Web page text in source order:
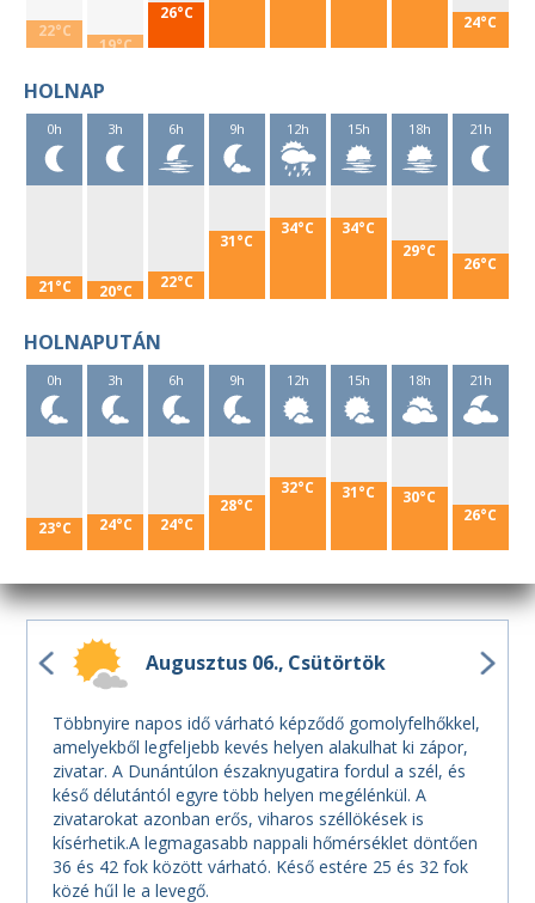
22°C
19°C
26°C 24°C
HOLNAP
0h
21°C
3h
20°C
6h
22°C
9h
31°C
12h
34°C
15h
34°C
18h
29°C
21h
26°C
HOLNAPUTÁN
0h
23°C
3h
24°C
6h
24°C
9h
28°C
12h
32°C
15h
31°C
18h
30°C
21h
26°C
Augusztus 06. Csütörtök
Többnyire napos idő várható képződő gomolyfelhőkkel,
amelyekből legfeljebb kevés helyen alakulhat ki zápor,
zivatar. A Dunántúlon északnyugatira fordul a szél, és
késő délutántól egyre több helyen megélénkül. A
zivatarokat azonban erős, viharos széllökések is
kísérhetik.A legmagasabb nappali hőmérséklet döntően
36 és 42 fok között várható. Késő estére 25 és 32 fok
közé hűl le a levegő.